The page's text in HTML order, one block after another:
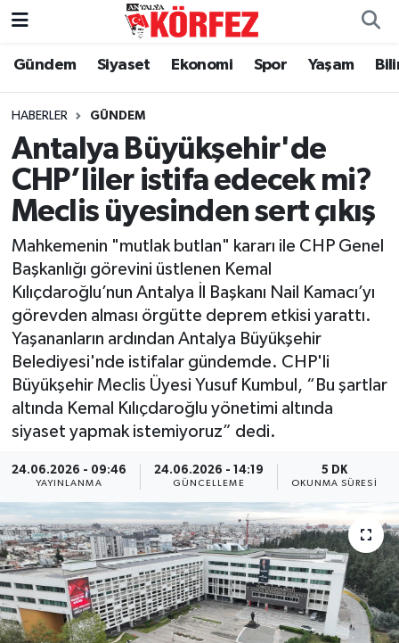
Gündem Siyaset Ekonomi Spor Yaşam
HABERLER GÜNDEM
Antalya Büyükşehir'de
CHP’liler istifa edecek mi?
Meclis üyesinden sert çıkış
Mahkemenin "mutlak butlan" kararı ile CHP Genel
Başkanlığı görevini üstlenen Kemal
Kılıçdaroğlu’nun Antalya İl Başkanı Nail Kamacı’yı
görevden alması örgütte deprem etkisi yarattı.
Yaşananların ardından Antalya Büyükşehir
Belediyesi'nde istifalar gündemde. CHP'li
Büyükşehir Meclis Üyesi Yusuf Kumbul, “Bu şartlar
altında Kemal Kılıçdaroğlu yönetimi altında
siyaset yapmak istemiyoruz” dedi.
24.06.2026 - 09:46
YAYINLANMA
24.06.2026 - 14:19
GÜNCELLEME
5 DK
OKUNMA SÜRESI
Gündem
Siyaset
Yerel Yönetim
Ekonomi
Spor
Yaşam
Asayiş
Dünya
Eğitim
Sağlık
Magazin
Turizm
Çevre
Nöbetçi Eczaneler
Hava Durumu
Trafik Durumu
Süper Lig Puan Durumu ve Fikstür
Tüm Manşetler
Son Dakika Haberleri
Haber Arşivi